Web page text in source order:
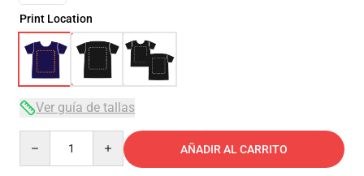
Print Location
Ver guía de tallas
AÑADIR AL CARRITO